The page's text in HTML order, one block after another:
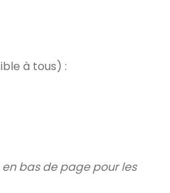
à tous) :
bas de page pour les